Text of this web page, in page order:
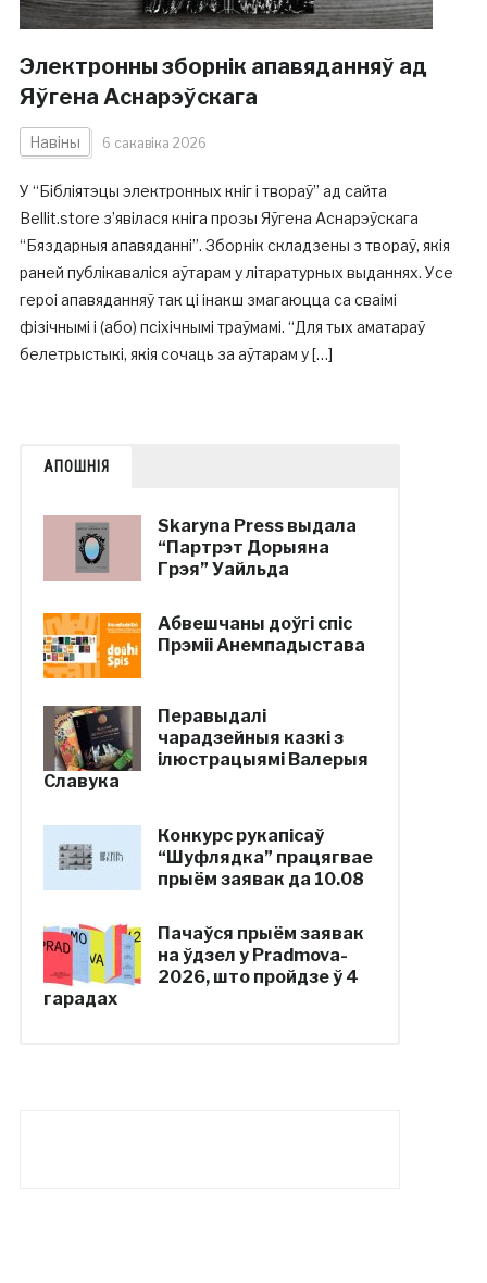
Электронны зборнік апавяданняў ад
Яўгена Аснарэўскага
Навіны 6 сакавіка 2026
У “Бібліятэцы электронных кніг і твораў” ад сайта
Bellit.store з’явілася кніга прозы Яўгена Аснарэўскага
“Бяздарныя апавяданні”. Зборнік складзены з твораў, якія
раней публікаваліся аўтарам у літаратурных выданнях. Усе
героі апавяданняў так ці інакш змагаюцца са сваімі
фізічнымі і (або) псіхічнымі траўмамі. “Для тых аматараў
белетрыстыкі, якія сочаць за аўтарам у […]
АПОШНІЯ
Skaryna Press выдала
“Партрэт Дорыяна
Грэя” Уайльда
Абвешчаны доўгі спіс
Прэміі Анемпадыстава
Перавыдалі
чарадзейныя казкі з
ілюстрацыямі Валерыя
Славука
Конкурс рукапісаў
“Шуфлядка” працягвае
прыём заявак да 10.08
Пачаўся прыём заявак
на ўдзел у Pradmova-
2026, што пройдзе ў 4
гарадах